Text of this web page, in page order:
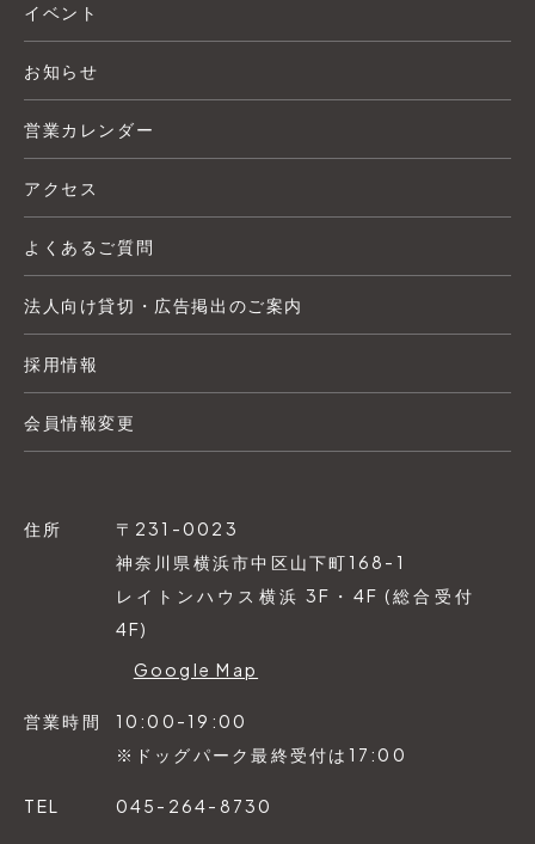
イベント
お知らせ
営業カレンダー
アクセス
よくあるご質問
法人向け貸切・広告掲出のご案内
採用情報
会員情報変更
住所
〒231-0023
神奈川県横浜市中区山下町168-1
レイトンハウス横浜 3F・4F (総合受付
4F)
Google Map
営業時間
10:00-19:00
※ドッグパーク最終受付は17:00
TEL 045-264-8730